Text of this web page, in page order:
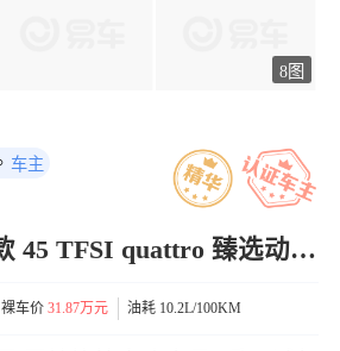
8图
车主
奥迪A6L 2025款 45 TFSI quattro 臻选动感型
裸车价31.87万元 油耗 10.2L/100KM